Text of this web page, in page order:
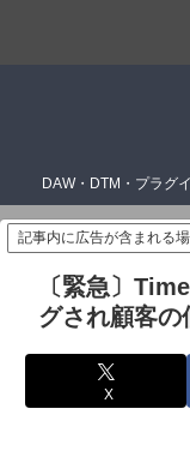
DAW・DTM・プラグ
記事内に広告が含まれる
〔緊急〕
グされ顧客
X